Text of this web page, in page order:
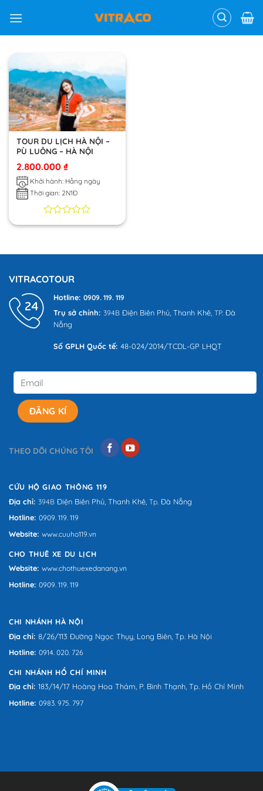
content
TOUR DU LỊCH HÀ NỘI –
PÙ LUÔNG – HÀ NỘI
2.800.000₫
Khởi hành: Hằng ngày
Thời gian: 2N1Đ
0
0
giá
VITRACOTOUR
Hotline: 0909. 119. 119
Trụ sở chính: 394B Điện Biên Phủ, Thanh Khê, TP. Đà
Nẵng
Số GPLH Quốc tế: 48-024/2014/TCDL-GP LHQT
THEO DÕI CHÚNG TÔI
CỨU HỘ GIAO THÔNG 119
Địa chỉ: 394B Điện Biên Phủ, Thanh Khê, Tp. Đà Nẵng
Hotline: 0909. 119. 119
Website: www.cuuho119.vn
CHO THUÊ XE DU LỊCH
Website: www.chothuexedanang.vn
Hotline: 0909. 119. 119
CHI NHÁNH HÀ NỘI
Địa chỉ: 8/26/113 Đường Ngọc Thụy, Long Biên, Tp. Hà Nội
Hotline: 0914. 020. 726
CHI NHÁNH HỒ CHÍ MINH
Địa chỉ: 183/14/17 Hoàng Hoa Thám, P. Bình Thạnh, Tp. Hồ Chí Minh
Hotline: 0983. 975. 797